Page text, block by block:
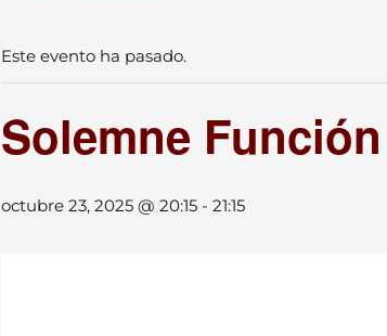
Este evento ha pasado.
Solemne
octubre 23, 2025 @ 20:15 - 21:15